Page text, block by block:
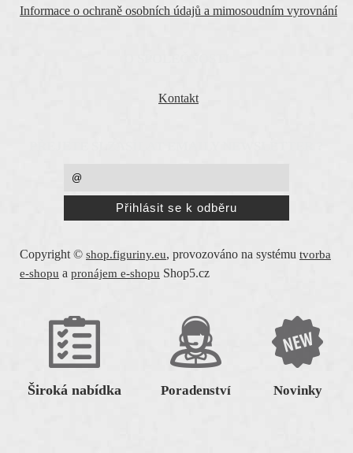
Informace o ochraně osobních údajů a mimosoudním vyrovnání
Kontakt
Copyright © shop.figuriny.eu, provozováno na systému tvorba
e-shopu a pronájem e-shopu Shop5.cz
Široká nabídka Poradenství Novinky